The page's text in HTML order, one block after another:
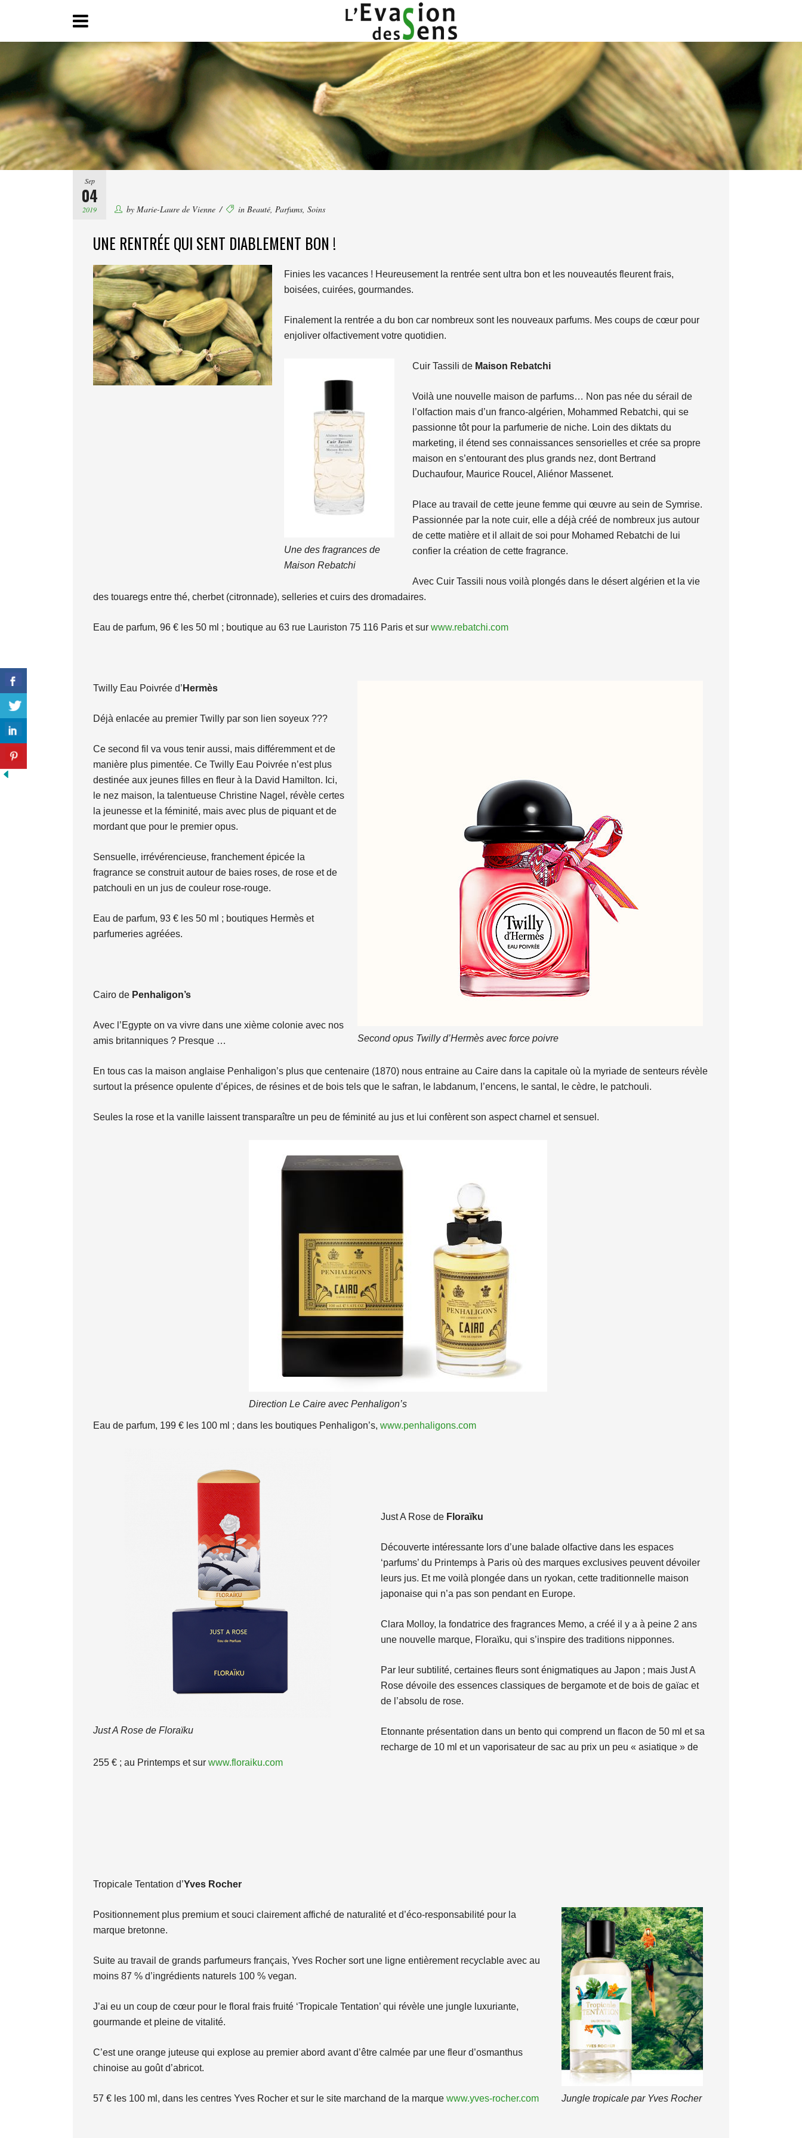
Sep
04
2019 by Marie-Laure de Vienne in Beauté, Parfums, Soins
UNE RENTRÉE QUI SENT DIABLEMENT BON !
Finies les vacances ! Heureusement la rentrée sent ultra bon et les nouveautés fleurent frais,
boisées, cuirées, gourmandes.
Finalement la rentrée a du bon car nombreux sont les nouveaux parfums. Mes coups de cœur pour
enjoliver olfactivement votre quotidien.
Une des fragrances de
Maison Rebatchi
Cuir Tassili de Maison Rebatchi
Voilà une nouvelle maison de parfums… Non pas née du sérail de
l’olfaction mais d’un franco-algérien, Mohammed Rebatchi, qui se
passionne tôt pour la parfumerie de niche. Loin des diktats du
marketing, il étend ses connaissances sensorielles et crée sa propre
maison en s’entourant des plus grands nez, dont Bertrand
Duchaufour, Maurice Roucel, Aliénor Massenet.
Place au travail de cette jeune femme qui œuvre au sein de Symrise.
Passionnée par la note cuir, elle a déjà créé de nombreux jus autour
de cette matière et il allait de soi pour Mohamed Rebatchi de lui
confier la création de cette fragrance.
Avec Cuir Tassili nous voilà plongés dans le désert algérien et la vie
des touaregs entre thé, cherbet (citronnade), selleries et cuirs des dromadaires.
Eau de parfum, 96 € les 50 ml ; boutique au 63 rue Lauriston 75 116 Paris et sur www.rebatchi.com
Second opus Twilly d’Hermès avec force poivre
Twilly Eau Poivrée d’ Hermès
Déjà enlacée au premier Twilly par son lien soyeux ???
Ce second fil va vous tenir aussi, mais différemment et de
manière plus pimentée. Ce Twilly Eau Poivrée n’est plus
destinée aux jeunes filles en fleur à la David Hamilton. Ici,
le nez maison, la talentueuse Christine Nagel, révèle certes
la jeunesse et la féminité, mais avec plus de piquant et de
mordant que pour le premier opus.
Sensuelle, irrévérencieuse, franchement épicée la
fragrance se construit autour de baies roses, de rose et de
patchouli en un jus de couleur rose-rouge.
Eau de parfum, 93 € les 50 ml ; boutiques Hermès et
parfumeries agréées.
Cairo de Penhaligon’s
Avec l’Egypte on va vivre dans une xième colonie avec nos
amis britanniques ? Presque …
En tous cas la maison anglaise Penhaligon’s plus que centenaire (1870) nous entraine au Caire dans la capitale où la myriade de senteurs révèle
surtout la présence opulente d’épices, de résines et de bois tels que le safran, le labdanum, l’encens, le santal, le cèdre, le patchouli.
Seules la rose et la vanille laissent transparaître un peu de féminité au jus et lui confèrent son aspect charnel et sensuel.
Direction Le Caire avec Penhaligon’s
Eau de parfum, 199 € les 100 ml ; dans les boutiques Penhaligon’s, www.penhaligons.com
Just A Rose de Floraïku
Just A Rose de Floraïku
Découverte intéressante lors d’une balade olfactive dans les espaces
‘parfums’ du Printemps à Paris où des marques exclusives peuvent dévoiler
leurs jus. Et me voilà plongée dans un ryokan, cette traditionnelle maison
japonaise qui n’a pas son pendant en Europe.
Clara Molloy, la fondatrice des fragrances Memo, a créé il y a à peine 2 ans
une nouvelle marque, Floraïku, qui s’inspire des traditions nipponnes.
Par leur subtilité, certaines fleurs sont énigmatiques au Japon ; mais Just A
Rose dévoile des essences classiques de bergamote et de bois de gaïac et
de l’absolu de rose.
Etonnante présentation dans un bento qui comprend un flacon de 50 ml et sa
recharge de 10 ml et un vaporisateur de sac au prix un peu « asiatique » de
255 € ; au Printemps et sur www.floraiku.com
Tropicale Tentation d’Yves Rocher
Jungle tropicale par Yves Rocher
Positionnement plus premium et souci clairement affiché de naturalité et d’éco-responsabilité pour la
marque bretonne.
Suite au travail de grands parfumeurs français, Yves Rocher sort une ligne entièrement recyclable avec au
moins 87 % d’ingrédients naturels 100 % vegan.
J’ai eu un coup de cœur pour le floral frais fruité ‘Tropicale Tentation’ qui révèle une jungle luxuriante,
gourmande et pleine de vitalité.
C’est une orange juteuse qui explose au premier abord avant d’être calmée par une fleur d’osmanthus
chinoise au goût d’abricot.
57 € les 100 ml, dans les centres Yves Rocher et sur le site marchand de la marque www.yves-rocher.com